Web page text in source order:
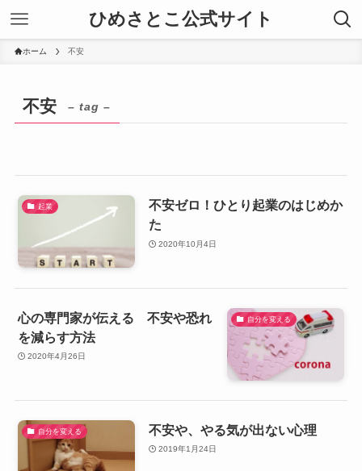
ひめさとこ公式サイト
ホーム 不安
不安 – tag –
起業
不安ゼロ！ひとり起業のはじめか
た
2020年10月4日
自分を変える
心の専門家が伝える 不安や恐れ
を減らす方法
2020年4月26日
自分を変える 不安や、やる気が出ない心理
2019年1月24日